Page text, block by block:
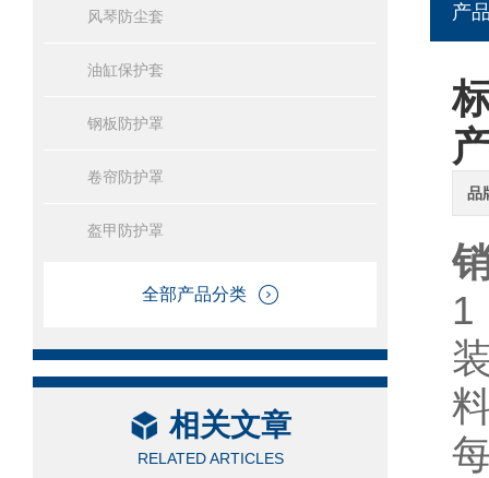
风琴防尘套
油缸保护套
钢板防护罩
卷帘防护罩
盔甲防护罩
全部产品分类
相关文章
RELATED ARTICLES
产
品
1